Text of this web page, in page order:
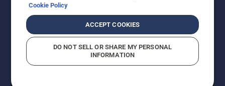
Cookie Policy
ACCEPT COOKIES
DO NOT SELL OR SHARE MY PERSONAL
INFORMATION